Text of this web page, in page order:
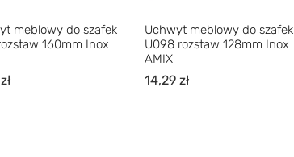
meblowy do szafek
160mm Inox
zł
Uchwyt meblowy do szafek
U098 rozstaw 128mm Inox
AMIX
14,29 zł